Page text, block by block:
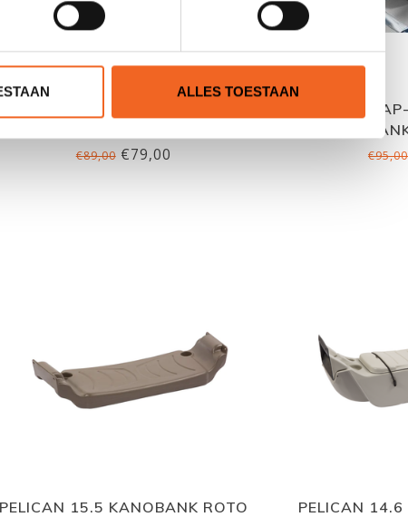
ALLES TOESTAAN
€89,00€79,00
LINDER
€95,00
PELICAN 15.5 KANOBANK ROTO
PELICAN